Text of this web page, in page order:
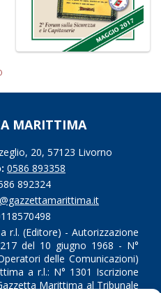
MARITTIMA
20, 57123 Livorno
0586 893358
892324
r.l. (Editore) - Autorizzazione
del 10 giugno 1968 - N°
delle Comunicazioni)
a r.l.: N° 1301 Iscrizione
Marittima al Tribunale